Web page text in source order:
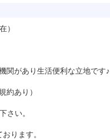
）
関があり生活便利な立地です♪
約あり）
さい。
ります。